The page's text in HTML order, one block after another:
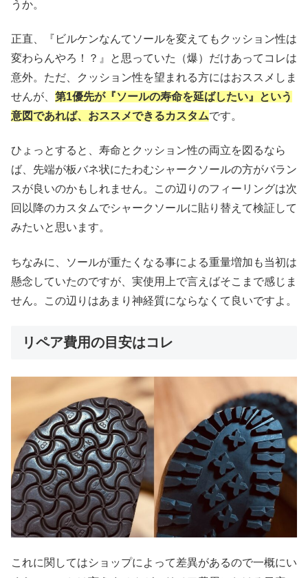
うか。
正直、『ビルケンなんてソールを変えてもクッション性は
変わらんやろ！？』と思っていた（爆）だけあってコレは
意外。ただ、クッション性を望まれる方にはおススメしま
せんが、 第1優先が『ソールの寿命を延ばしたい』という
意図であれば、 おススメできるカスタムです。
ひょっとすると、寿命とクッション性の両立を図るなら
ば、先端が板バネ状にたわむシャークソールの方がバラン
スが良いのかもしれません。この辺りのフィーリングは次
回以降のカスタムでシャークソールに貼り替えて検証して
みたいと思います。
ちなみに、ソールが重たくなる事による重量増加も当初は
懸念していたのですが、実使用上で言えばそこまで感じま
せん。この辺りはあまり神経質にならなくて良いですよ。
リペア費用の目安はコレ
これに関してはショップによって差異があるので一概にい